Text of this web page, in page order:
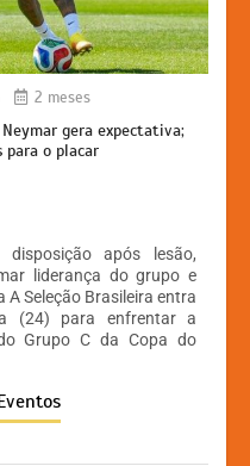
2 meses
gera expectativa;
para o placar
após lesão,
liderança do grupo e
Seleção Brasileira entra
(24) para enfrentar a
Grupo C da Copa do